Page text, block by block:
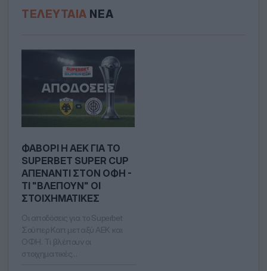
ΤΕΛΕΥΤΑΊΑ ΝΈΑ
ΦΑΒΟΡΊ Η ΑΕΚ ΓΙΑ ΤΟ
SUPERBET SUPER CUP
ΑΠΈΝΑΝΤΙ ΣΤOΝ ΟΦΗ -
ΤΙ "ΒΛΈΠΟΥΝ" ΟΙ
ΣΤΟΙΧΗΜΑΤΙΚΈΣ
Οι αποδόσεις για το Superbet
Σούπερ Καπ μεταξύ ΑΕΚ και
ΟΦΗ. Τι βλέπουν οι
στοιχηματικές…